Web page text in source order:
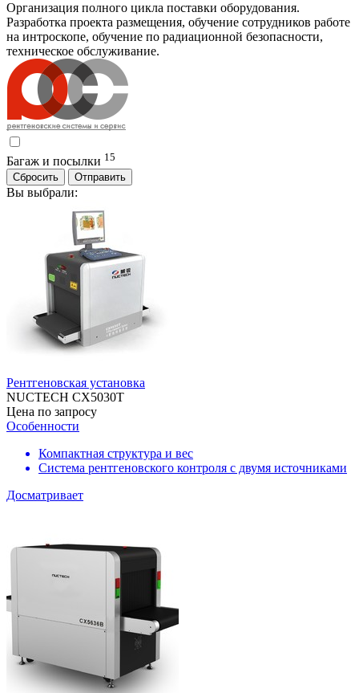
Организация полного цикла поставки оборудования.
Разработка проекта размещения, обучение сотрудников работе
на интроскопе, обучение по радиационной безопасности,
техническое обслуживание.
Багаж и посылки 15
Сбросить
Отправить
Вы выбрали:
Рентгеновская установка
NUCTECH CX5030T
Цена по запросу
Особенности
Компактная структура и вес
Система рентгеновского контроля с двумя источниками
Досматривает